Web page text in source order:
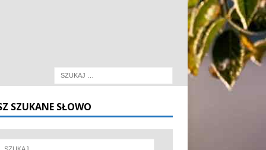
SZUKANE SŁOWO